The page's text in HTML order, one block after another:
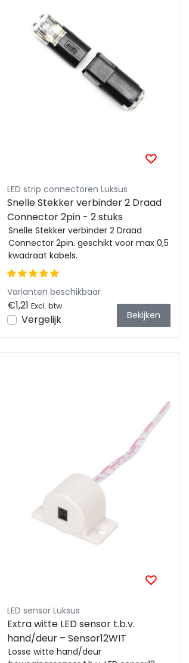
LED strip connectoren Luksus
Snelle Stekker verbinder 2 Draad
Connector 2pin - 2 stuks
Snelle Stekker verbinder 2 Draad
Connector 2pin. geschikt voor max 0,5
kwadraat kabels.
Varianten beschikbaar
€1,21 Excl. btw
Vergelijk Bekijken
LED sensor Luksus
Extra witte LED sensor t.b.v.
hand/deur – Sensor12WIT
Losse witte hand/deur